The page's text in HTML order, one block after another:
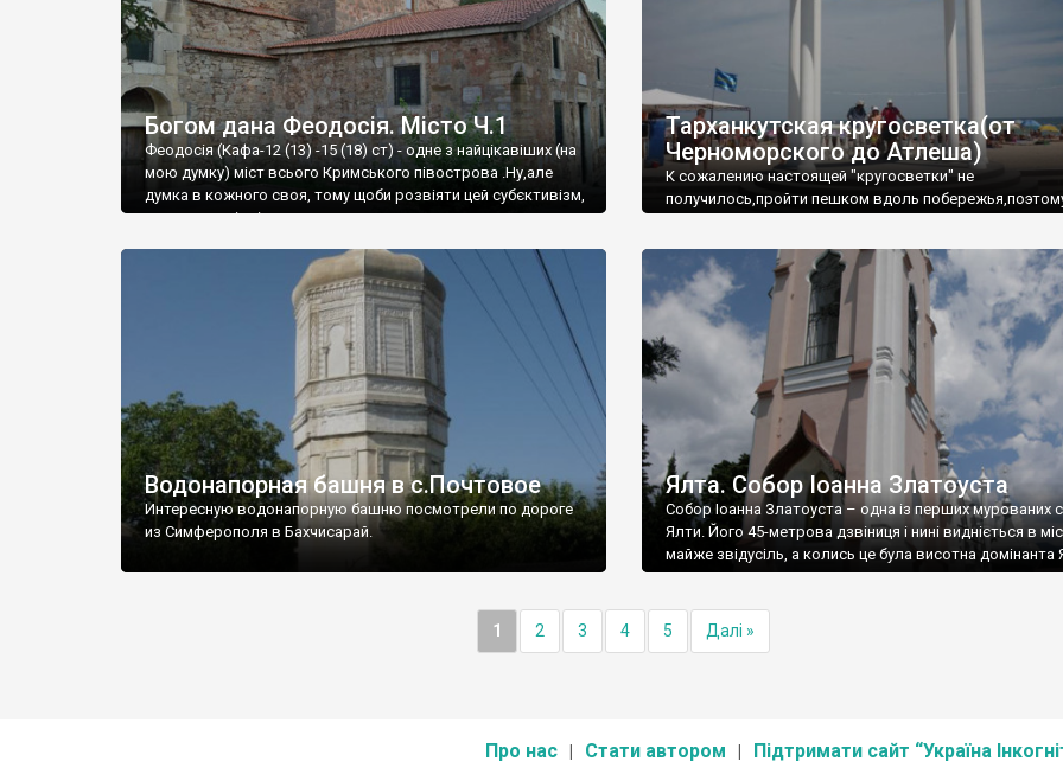
Богом дана Феодосія. Місто Ч.1
Феодосія (Кафа-12 (13) -15 (18) ст) - одне з найцікавіших (на
мою думку) міст всього Кримського півострова .Ну,але
думка в кожного своя, тому щоби розвіяти цей субєктивізм,
запрошую відвідати це
Тарханкутская кругосветка(от
Черноморского до Атлеша)
К сожалению настоящей "кругосветки" не
получилось,пройти пешком вдоль
Водонапорная башня в с.Почтовое
Интересную водонапорную башню посмотрели по дороге
из Симферополя в Бахчисарай.
Ялта. Собор Іоанна Златоуста
Собор Іоанна Златоуста – одна із перших мурованих
Ялти. Його 45-метрова дзвіниця і нині видніється в
майже звідусіль, а колись це була висотна домінанта
1 2 3 4 5 Далі »
Про нас Стати автором Підтримати сайт “Україна